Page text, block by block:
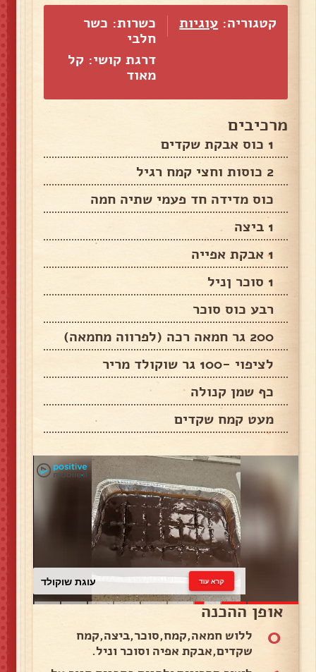
קטגוריה: עוגיות
כשרות: כשר
חלבי
דרגת קושי: קל
מאוד
מרכיבים
1 כוס אבקת שקדים
2 כוסות וחצי קמח רגיל
כוס מדידה חד פעמי שתיה חמה
1 ביצה
1 אבקת אפייה
1 סוכר ןניל
רבע כוס סוכר
200 גר חמאה רכה (לפרווה מחמאה)
לציפוי -100 גר שוקולד מריר
כף שמן קנולה
מעט קמח שקדים
עוגת שוקולד קרא עוד
אופן ההכנה
0
ללוש חמאה,קמח,סוכר,ביצה,קמח
שקדים,אבקת אפיה וסוכר וניל.